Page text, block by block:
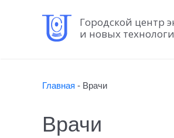
Городской центр
и новых
Главная - Врачи
Врачи